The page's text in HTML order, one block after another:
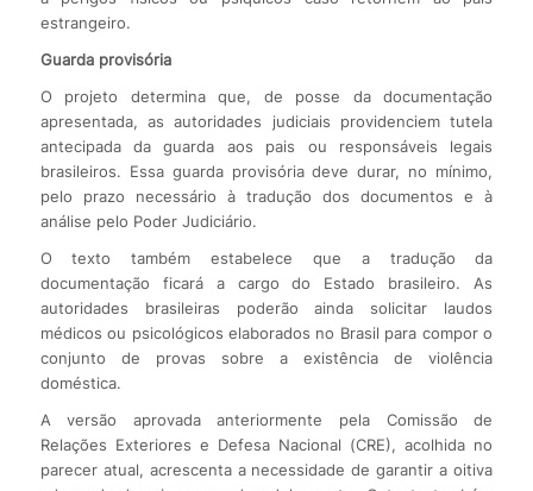
estrangeiro.
Guarda provisória
O projeto determina que, de posse da documentação
apresentada, as autoridades judiciais providenciem tutela
antecipada da guarda aos pais ou responsáveis legais
brasileiros. Essa guarda provisória deve durar, no mínimo,
pelo prazo necessário à tradução dos documentos e à
análise pelo Poder Judiciário.
O texto também estabelece que a tradução da
documentação ficará a cargo do Estado brasileiro. As
autoridades brasileiras poderão ainda solicitar laudos
médicos ou psicológicos elaborados no Brasil para compor o
conjunto de provas sobre a existência de violência
doméstica.
A versão aprovada anteriormente pela Comissão de
Relações Exteriores e Defesa Nacional (CRE), acolhida no
parecer atual, acrescenta a necessidade de garantir a oitiva